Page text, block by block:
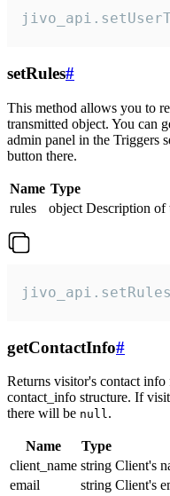
setRules#
This method allows you to
transmitted object. You can
admin panel in the Triggers
button there.
Name Type
rules
object Description of
getContactInfo#
Returns visitor's contact info
contact_info structure. If
there will be null.
Name Type
client_name string Client's
email
string Client's